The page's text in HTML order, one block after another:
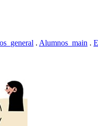
. Alumnos_main .